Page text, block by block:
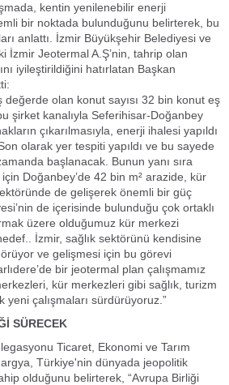
kentin yenilenebilir enerji
bir noktada bulunduğunu belirterek, bu
anlattı. İzmir Büyükşehir Belediyesi ve
İzmir Jeotermal A.Ş’nin, tahrip olan
iyileştirildiğini hatırlatan Başkan
olan konut sayısı 32 bin konut eş
şirket kanalıyla Seferihisar-Doğanbey
çıkarılmasıyla, enerji ihalesi yapıldı
olarak yer tespiti yapıldı ve bu sayede
başlanacak. Bunun yanı sıra
Doğanbey’de 42 bin m² arazide, kür
de gelişerek önemli bir güç
de içerisinde bulunduğu çok ortaklı
üzere olduğumuz kür merkezi
İzmir, sağlık sektörünü kendisine
ve gelişmesi için bu görevi
bir jeotermal plan çalışmamız
kür merkezleri gibi sağlık, turizm
yeni çalışmaları sürdürüyoruz.”
SÜRECEK
Ticaret, Ekonomi ve Tarım
Türkiye'nin dünyada jeopolitik
olduğunu belirterek, “Avrupa Birliği